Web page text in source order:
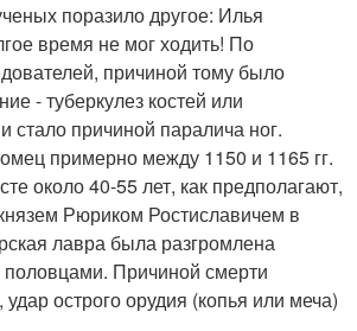
поразило другое: Илья
время не мог ходить! По
причиной тому было
- туберкулез костей или
стало причиной паралича ног.
примерно между 1150 и 1165 гг.
около 40-55 лет, как предполагают,
Рюриком Ростиславичем в
лавра была разгромлена
Причиной смерти
острого орудия (копья или меча)